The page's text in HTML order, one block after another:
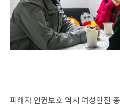
피해자 인권보호 역시 여성안전